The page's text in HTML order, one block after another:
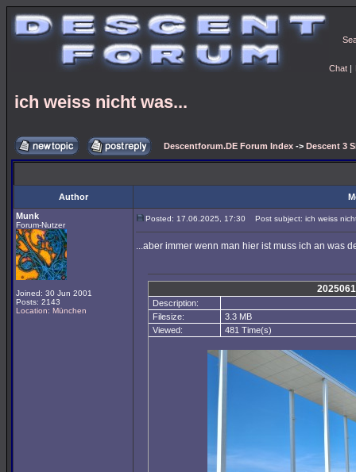
Chat |
ich weiss nicht was...
Descentforum.DE Forum Index -> Descent 3
Author
Munk
Forum-Nutzer
Joined: 30 Jun 2001
Posts: 2143
Location: München
Posted: 17.06.2025, 17:30 Post subject: ich weiss
...aber immer wenn man hier ist muss ich an was
Description:
Filesize:
3.3 MB
Viewed:
481 Time(s)